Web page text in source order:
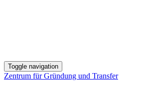
Toggle navigation
Zentrum für Gründung und Transfer